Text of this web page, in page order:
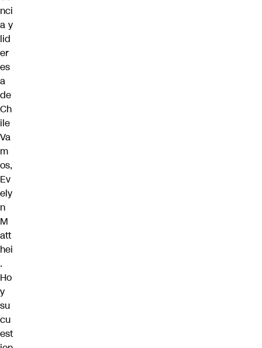
nci
a y
lid
er
es
a
de
Ch
ile
Va
m
os,
Ev
ely
n
M
att
hei
.
Ho
y
su
cu
est